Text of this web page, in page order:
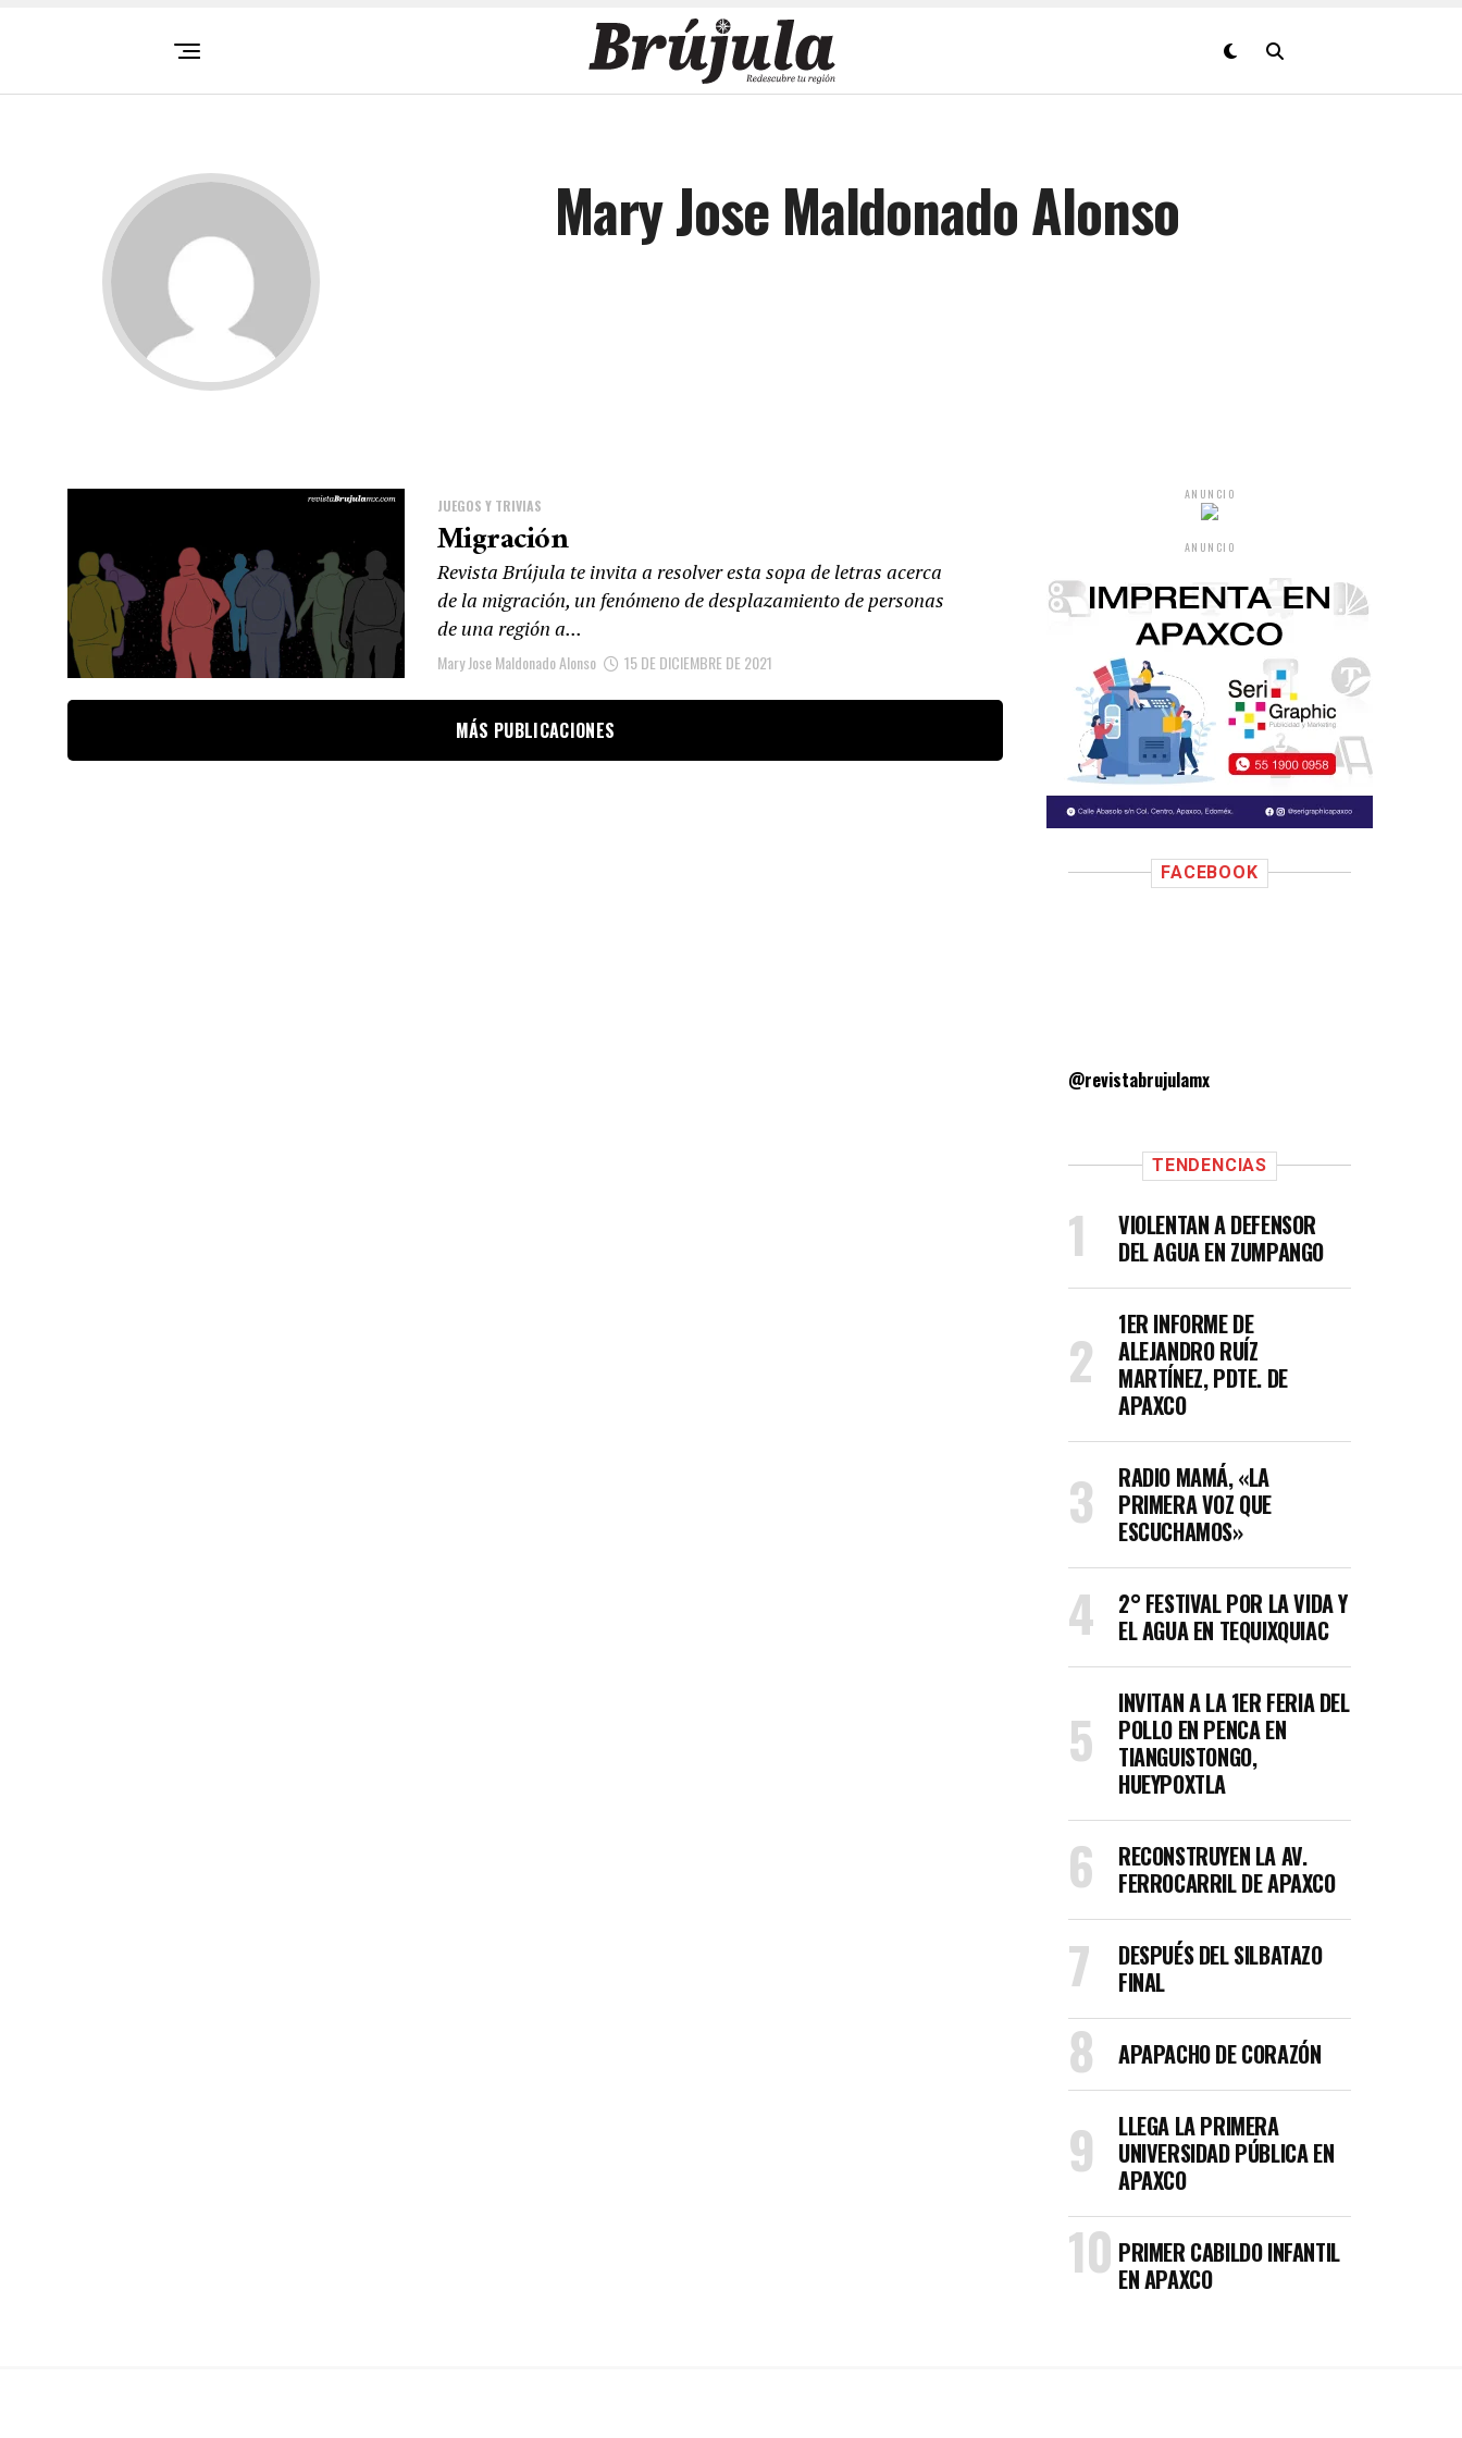
Mary Jose Maldonado Alonso
JUEGOS Y TRIVIAS
Migración
Revista Brújula te invita a resolver esta sopa de letras acerca
de la migración, un fenómeno de desplazamiento de personas
de una región a...
Mary Jose Maldonado Alonso 15 DE DICIEMBRE DE 2021
MÁS PUBLICACIONES
ANUNCIO
ANUNCIO
FACEBOOK
@revistabrujulamx
TENDENCIAS
VIOLENTAN A DEFENSOR
DEL AGUA EN ZUMPANGO
1ER INFORME DE
ALEJANDRO RUÍZ
MARTÍNEZ, PDTE. DE
APAXCO
RADIO MAMÁ, «LA
PRIMERA VOZ QUE
ESCUCHAMOS»
2° FESTIVAL POR LA VIDA Y
EL AGUA EN TEQUIXQUIAC
INVITAN A LA 1ER FERIA DEL
POLLO EN PENCA EN
TIANGUISTONGO,
HUEYPOXTLA
RECONSTRUYEN LA AV.
FERROCARRIL DE APAXCO
DESPUÉS DEL SILBATAZO
FINAL
APAPACHO DE CORAZÓN
LLEGA LA PRIMERA
UNIVERSIDAD PÚBLICA EN
APAXCO
PRIMER CABILDO INFANTIL
EN APAXCO